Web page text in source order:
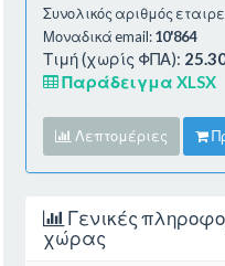
Συνολικός αριθμός
Μοναδικά email:10'864
Τιμή (χωρίς ΦΠΑ):
Παράδειγμα XLSX
Λεπτομέριες
Γενικές
χώρας